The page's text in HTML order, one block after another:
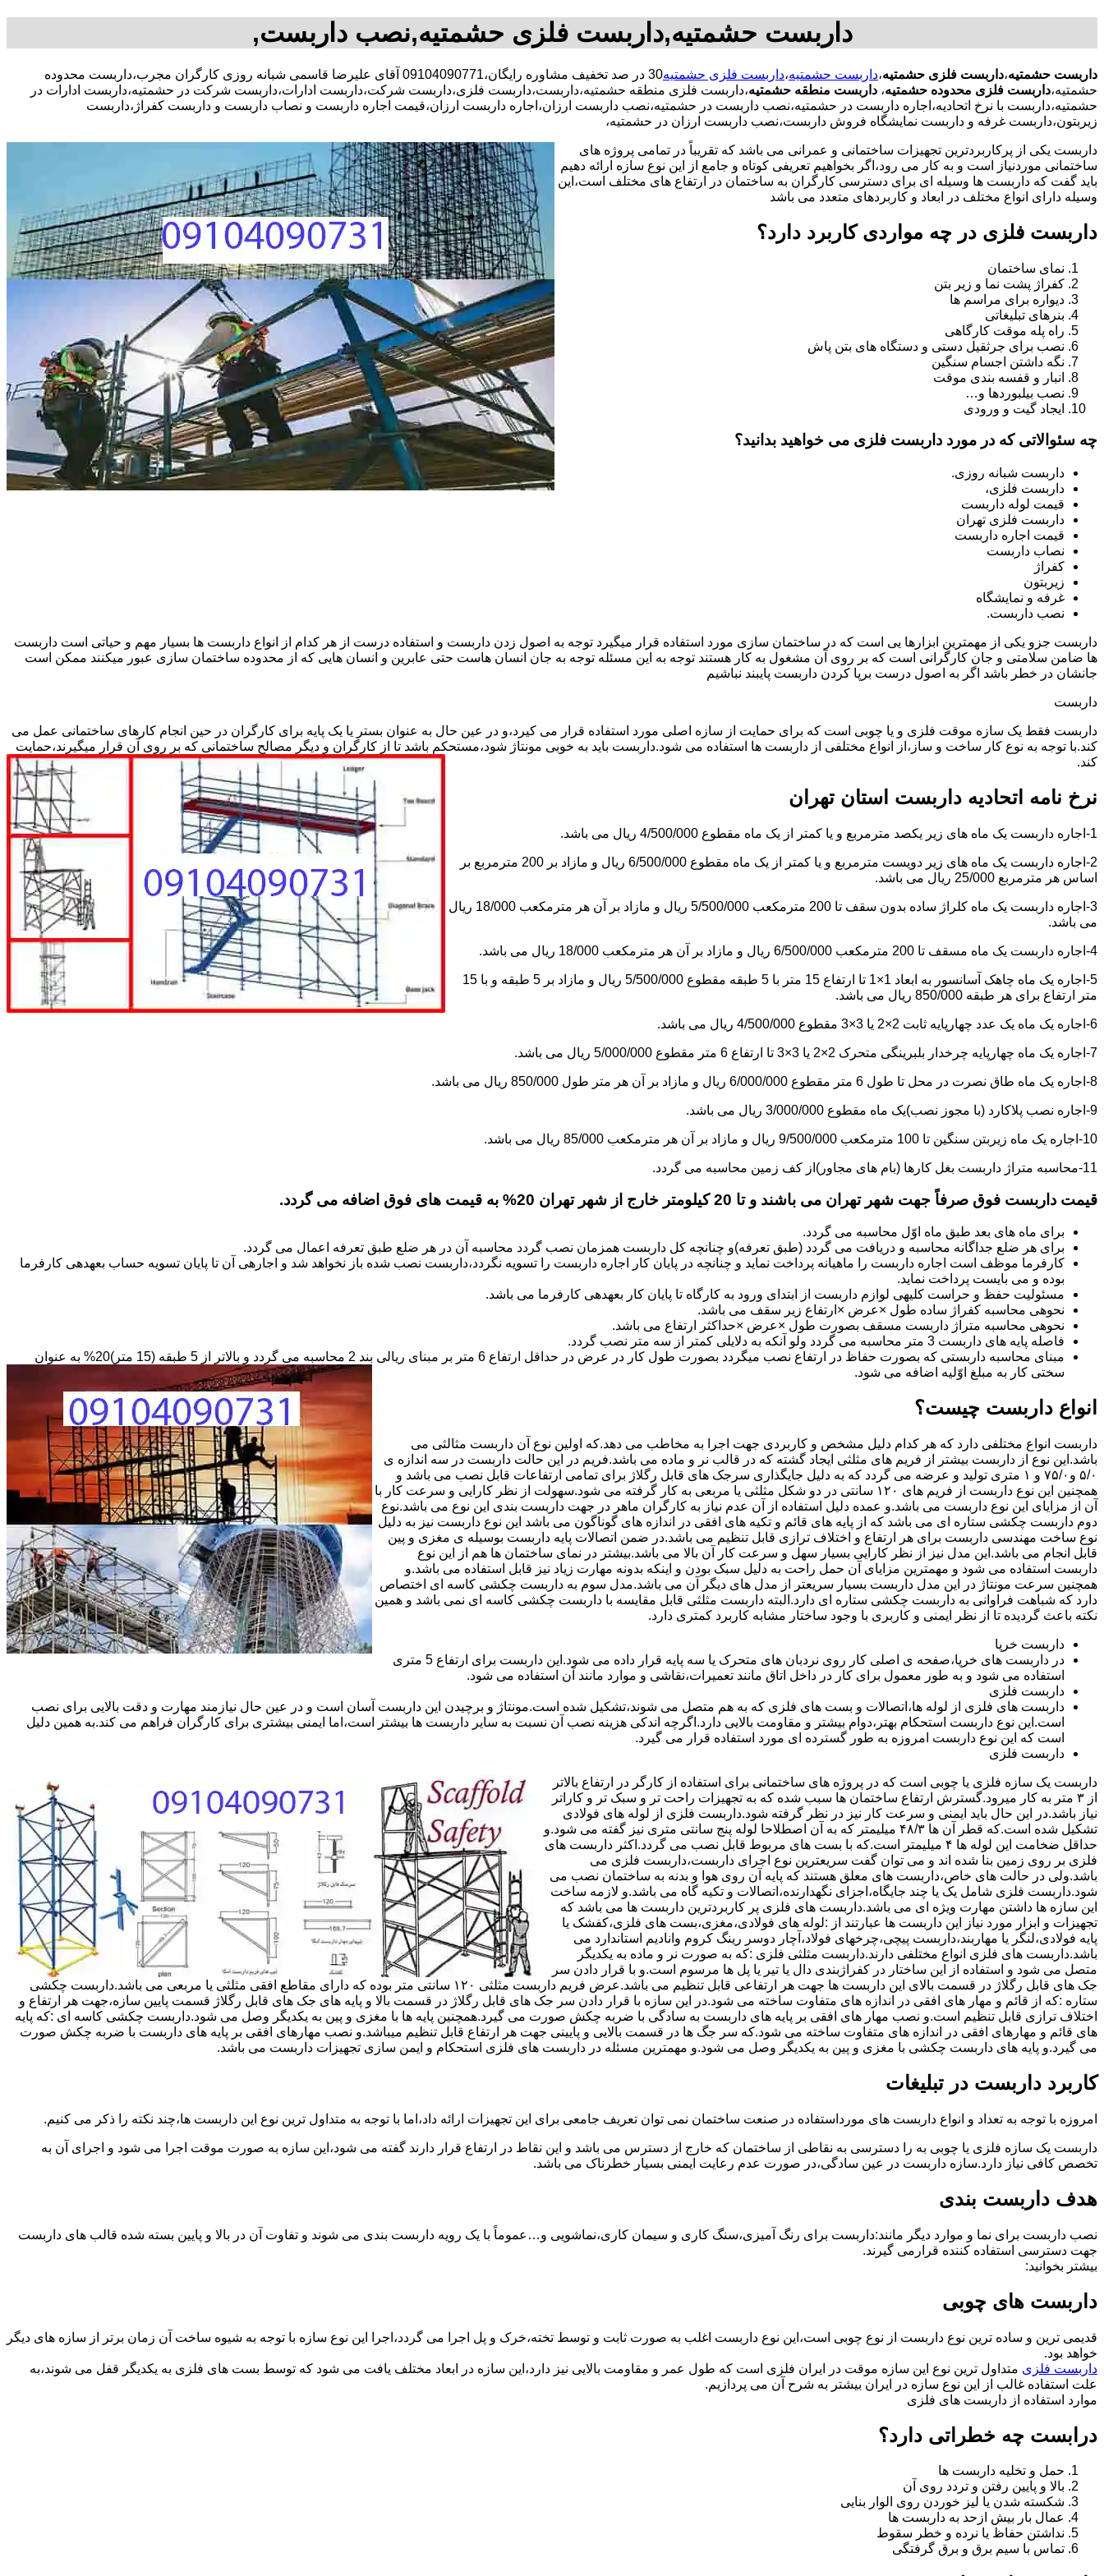
داربست حشمتیه,داربست فلزی حشمتیه,نصب داربست,
داربست حشمتیه،داربست فلزی حشمتیه،داربست حشمتیه،داربست فلزی حشمتیه
30 در صد تخفیف مشاوره رایگان،09104090771 آقای علیرضا قاسمی شبانه روزی کارگران مجرب،داربست محدوده
حشمتیه،داربست فلزی محدوده حشمتیه، داربست منطقه حشمتیه،داربست فلزی منطقه حشمتیه،داربست،داربست فلزی،داربست شرکت،داربست ادارات،داربست شرکت در حشمتیه،داربست ادارات در
حشمتیه،داربست با نرخ اتحادیه،اجاره داربست در حشمتیه،نصب داربست در حشمتیه،نصب داربست ارزان،اجاره داربست ارزان،قیمت اجاره داربست و نصاب داربست و داربست کفراژ،داربست
زیربتون،داربست غرفه و داربست نمایشگاه فروش داربست،نصب داربست ارزان در حشمتیه،
داربست یکی از پرکاربردترین تجهیزات ساختمانی و عمرانی می باشد که تقریباً در تمامی پروژه های
ساختمانی موردنیاز است و به کار می رود،اگر بخواهیم تعریفی کوتاه و جامع از این نوع سازه ارائه دهیم
باید گفت که داربست ها وسیله ای برای دسترسی کارگران به ساختمان در ارتفاع های مختلف است،این
وسیله دارای انواع مختلف در ابعاد و کاربردهای متعدد می باشد
داربست فلزی در چه مواردی کاربرد دارد؟
نمای ساختمان
کفراژ پشت نما و زیر بتن
دیواره برای مراسم ها
بنرهای تبلیغاتی
راه پله موقت کارگاهی
نصب برای جرثقیل دستی و دستگاه های بتن پاش
نگه داشتن اجسام سنگین
انبار و قفسه بندی موقت
نصب بیلبوردها و…
ایجاد گیت و ورودی
چه سئوالاتی که در مورد داربست فلزی می خواهید بدانید؟
داربست شبانه روزی.
داربست فلزی،
قیمت لوله داربست
داربست فلزی تهران
قیمت اجاره داربست
نصاب داربست
کفراژ
زیربتون
غرفه و نمایشگاه
نصب داربست.
داربست جزو یکی از مهمترین ابزارها یی است که در ساختمان سازی مورد استفاده قرار میگیرد توجه به اصول زدن داربست و استفاده درست از هر کدام از انواع داربست ها بسیار مهم و حیاتی است داربست
ها ضامن سلامتی و جان کارگرانی است که بر روی آن مشغول به کار هستند توجه به این مسئله توجه به جان انسان هاست حتی عابرین و انسان هایی که از محدوده ساختمان سازی عبور میکنند ممکن است
جانشان در خطر باشد اگر به اصول درست برپا کردن داربست پایبند نباشیم
داربست
داربست فقط یک سازه موقت فلزی و یا چوبی است که برای حمایت از سازه اصلی مورد استفاده قرار می کیرد،و در عین حال به عنوان بستر یا یک پایه برای کارگران در حین انجام کارهای ساختمانی عمل می
کند.با توجه به نوع کار ساخت و ساز،از انواع مختلفی از داربست ها استفاده می شود.داربست باید به خوبی مونتاژ شود،مستحکم باشد تا از کارگران و دیگر مصالح ساختمانی که بر روی آن قرار میگیرند،حمایت
کند.
نرخ نامه اتحادیه داربست استان تهران
1-اجاره داربست یک ماه های زیر یکصد مترمربع و یا کمتر از یک ماه مقطوع 4/500/000 ریال می باشد.
2-اجاره داربست یک ماه های زیر دویست مترمربع و یا کمتر از یک ماه مقطوع 6/500/000 ریال و مازاد بر 200 مترمربع بر
اساس هر مترمربع 25/000 ریال می باشد.
3-اجاره داربست یک ماه کلراژ ساده بدون سقف تا 200 مترمکعب 5/500/000 ریال و مازاد بر آن هر مترمکعب 18/000 ریال
می باشد.
4-اجاره داربست یک ماه مسقف تا 200 مترمکعب 6/500/000 ریال و مازاد بر آن هر مترمکعب 18/000 ریال می باشد.
5-اجاره یک ماه چاهک آسانسور به ابعاد 1×1 تا ارتفاع 15 متر با 5 طبقه مقطوع 5/500/000 ریال و مازاد بر 5 طبقه و با 15
متر ارتفاع برای هر طبقه 850/000 ریال می باشد.
6-اجاره یک ماه یک عدد چهارپایه ثابت 2×2 یا 3×3 مقطوع 4/500/000 ریال می باشد.
7-اجاره یک ماه چهارپایه چرخدار بلبرینگی متحرک 2×2 یا 3×3 تا ارتفاع 6 متر مقطوع 5/000/000 ریال می باشد.
8-اجاره یک ماه طاق نصرت در محل تا طول 6 متر مقطوع 6/000/000 ریال و مازاد بر آن هر متر طول 850/000 ریال می باشد.
9-اجاره نصب پلاکارد (با مجوز نصب)یک ماه مقطوع 3/000/000 ریال می باشد.
10-اجاره یک ماه زیربتن سنگین تا 100 مترمکعب 9/500/000 ریال و مازاد بر آن هر مترمکعب 85/000 ریال می باشد.
11-محاسبه متراژ داربست بغل کارها (بام های مجاور)از کف زمین محاسبه می گردد.
قیمت داربست فوق صرفاً جهت شهر تهران می باشند و تا 20 کیلومتر خارج از شهر تهران 20% به قیمت های فوق اضافه می گردد.
برای ماه های بعد طبق ماه اوّل محاسبه می گردد.
برای هر ضلع جداگانه محاسبه و دریافت می گردد (طبق تعرفه)و چنانچه کل داربست همزمان نصب گردد محاسبه آن در هر ضلع طبق تعرفه اعمال می گردد.
کارفرما موظف است اجاره داربست را ماهیانه پرداخت نماید و چنانچه در پایان کار اجاره داربست را تسویه نگردد،داربست نصب شده باز نخواهد شد و اجاره­ی آن تا پایان تسویه حساب بعهده­ی کارفرما
بوده و می بایست پرداخت نماید.
مسئولیت حفظ و حراست کلیه­ی لوازم داربست از ابتدای ورود به کارگاه تا پایان کار بعهده­ی کارفرما می باشد.
نحوه­ی محاسبه کفراژ ساده طول ×عرض ×ارتفاع زیر سقف می باشد.
نحوه­ی محاسبه متراژ داربست مسقف بصورت طول ×عرض ×حداکثر ارتفاع می باشد.
فاصله پایه های داربست 3 متر محاسبه می گردد ولو آنکه به دلایلی کمتر از سه متر نصب گردد.
مبنای محاسبه داربستی که بصورت حفاظ در ارتفاع نصب می­گردد بصورت طول کار در عرض در حداقل ارتفاع 6 متر بر مبنای ریالی بند 2 محاسبه می گردد و بالاتر از 5 طبقه (15 متر)20% به عنوان
سختی کار به مبلغ اوّلیه اضافه می شود.
انواع داربست چیست؟
داربست انواع مختلفی دارد که هر کدام دلیل مشخص و کاربردی جهت اجرا به مخاطب می دهد.که اولین نوع آن داربست مثالثی می
باشد.این نوع از داربست بیشتر از فریم های مثلثی ایجاد گشته که در قالب نر و ماده می باشد.فریم در این حالت داربست در سه اندازه ی
۵/۰ و۷۵/۰ و ۱ متری تولید و عرضه می گردد که به دلیل جایگذاری سرجک های قابل رگلاژ برای تمامی ارتفاعات قابل نصب می باشد و
همچنین این نوع داربست از فریم های ۱۲۰ سانتی در دو شکل مثلثی یا مربعی به کار گرفته می شود.سهولت از نظر کارایی و سرعت کار با
آن از مزایای این نوع داربست می باشد.و عمده دلیل استفاده از آن عدم نیاز به کارگران ماهر در جهت داربست بندی این نوع می باشد.نوع
دوم داربست چکشی ستاره ای می باشد که از پایه های قائم و تکیه های افقی در اندازه های گوناگون می باشد این نوع داربست نیز به دلیل
نوع ساخت مهندسی داربست برای هر ارتفاع و اختلاف ترازی قابل تنظیم می باشد.در ضمن اتصالات پایه داربست بوسیله ی مغزی و پین
قابل انجام می باشد.این مدل نیز از نظر کارایی بسیار سهل و سرعت کار آن بالا می باشد.بیشتر در نمای ساختمان ها هم از این نوع
داربست استفاده می شود و مهمترین مزایای آن حمل راحت به دلیل سبک بودن و اینکه بدونه مهارت زیاد نیز قابل استفاده می باشد.و
همچنین سرعت مونتاژ در این مدل داربست بسیار سریعتر از مدل های دیگر آن می باشد.مدل سوم به داربست چکشی کاسه ای اختصاص
دارد که شباهت فراوانی به داربست چکشی ستاره ای دارد.البته داربست مثلثی قابل مقایسه با داربست چکشی کاسه ای نمی باشد و همین
نکته باعث گردیده تا از نظر ایمنی و کاربری با وجود ساختار مشابه کاربرد کمتری دارد.
داربست خرپا
در داربست های خرپا،صفحه ی اصلی کار روی نردبان های متحرک یا سه پایه قرار داده می شود.این داربست برای ارتفاع 5 متری
استفاده می شود و به طور معمول برای کار در داخل اتاق مانند تعمیرات،نقاشی و موارد مانند آن استفاده می شود.
داربست فلزی
داربست های فلزی از لوله ها،اتصالات و بست های فلزی که به هم متصل می شوند،تشکیل شده است.مونتاژ و برچیدن این داربست آسان است و در عین حال نیازمند مهارت و دقت بالایی برای نصب
است.این نوع داربست استحکام بهتر،دوام بیشتر و مقاومت بالایی دارد.اگرچه اندکی هزینه نصب آن نسبت به سایر داربست ها بیشتر است،اما ایمنی بیشتری برای کارگران فراهم می کند.به همین دلیل
است که این نوع داربست امروزه به طور گسترده ای مورد استفاده قرار می گیرد.
داربست فلزی
داربست یک سازه فلزی یا چوبی است که در پروژه های ساختمانی برای استفاده از کارگر در ارتفاع بالاتر
از ۳ متر به کار میرود.گسترش ارتفاع ساختمان ها سبب شده که به تجهیزات راحت تر و سبک تر و کاراتر
نیاز باشد.در این حال باید ایمنی و سرعت کار نیز در نظر گرفته شود.داربست فلزی از لوله های فولادی
تشکیل شده است.که قطر آن ها ۴۸/۳ میلیمتر که به آن اصطلاحا لوله پنج سانتی متری نیز گفته می شود.و
حداقل ضخامت این لوله ها ۴ میلیمتر است.که با بست های مربوط قابل نصب می گردد.اکثر داربست های
فلزی بر روی زمین بنا شده اند و می توان گفت سریعترین نوع اجرای داربست،داربست فلزی می
باشد.ولی در حالت های خاص،داربست های معلق هستند که پایه آن روی هوا و بدنه به ساختمان نصب می
شود.داربست فلزی شامل یک یا چند جایگاه،اجزای نگهدارنده،اتصالات و تکیه گاه می باشد.و لازمه ساخت
این سازه ها داشتن مهارت ویژه ای می باشد.داربست های فلزی پر کاربردترین داربست ها می باشد که
تجهیزات و ابزار مورد نیاز این داربست ها عبارتند از :لوله های فولادی،مغزی،بست های فلزی،کفشک یا
پایه فولادی،لنگر یا مهاربند،داربست پیچی،چرخهای فولاد،آچار دوسر رینگ کروم وانادیم استاندارد می
باشد.داربست های فلزی انواع مختلفی دارند.داربست مثلثی فلزی :که به صورت نر و ماده به یکدیگر
متصل می شود و استفاده از این ساختار در کفراژبندی دال یا تیر یا پل ها مرسوم است.و با قرار دادن سر
جک های قابل رگلاژ در قسمت بالای این داربست ها جهت هر ارتفاعی قابل تنظیم می باشد.عرض فریم داربست مثلثی ۱۲۰ سانتی متر بوده که دارای مقاطع افقی مثلثی یا مربعی می باشد.داربست چکشی
ستاره :که از قائم و مهار های افقی در اندازه های متفاوت ساخته می شود.در این سازه با قرار دادن سر جک های قابل رگلاژ در قسمت بالا و پایه های جک های قابل رگلاژ قسمت پایین سازه،جهت هر ارتفاع و
اختلاف ترازی قابل تنظیم است.و نصب مهار های افقی بر پایه های داربست به سادگی با ضربه چکش صورت می گیرد.همچنین پایه ها با مغزی و پین به یکدیگر وصل می شود.داربست چکشی کاسه ای :که پایه
های قائم و مهارهای افقی در اندازه های متفاوت ساخته می شود.که سر جگ ها در قسمت بالایی و پایینی جهت هر ارتفاع قابل تنظیم میباشد.و نصب مهارهای افقی بر پایه های داربست با ضربه چکش صورت
می گیرد.و پایه های داربست چکشی با مغزی و پین به یکدیگر وصل می شود.و مهمترین مسئله در داربست های فلزی استحکام و ایمن سازی تجهیزات داربست می باشد.
کاربرد داربست در تبلیغات
امروزه با توجه به تعداد و انواع داربست های مورداستفاده در صنعت ساختمان نمی توان تعریف جامعی برای این تجهیزات ارائه داد،اما با توجه به متداول ترین نوع این داربست ها،چند نکته را ذکر می کنیم.
داربست یک سازه فلزی یا چوبی به را دسترسی به نقاطی از ساختمان که خارج از دسترس می باشد و این نقاط در ارتفاع قرار دارند گفته می شود،این سازه به صورت موقت اجرا می شود و اجرای آن به
تخصص کافی نیاز دارد.سازه داربست در عین سادگی،در صورت عدم رعایت ایمنی بسیار خطرناک می باشد.
هدف داربست بندی
نصب داربست برای نما و موارد دیگر مانند:داربست برای رنگ آمیزی،سنگ کاری و سیمان کاری،نماشویی و…عموماً با یک رویه داربست بندی می شوند و تفاوت آن در بالا و پایین بسته شده قالب های داربست
جهت دسترسی استفاده کننده قرارمی گیرند.
بیشتر بخوانید:
داربست های چوبی
قدیمی ترین و ساده ترین نوع داربست از نوع چوبی است،این نوع داربست اغلب به صورت ثابت و توسط تخته،خرک و پل اجرا می گردد،اجرا این نوع سازه با توجه به شیوه ساخت آن زمان برتر از سازه های دیگر
خواهد بود.
داربست فلزی متداول ترین نوع این سازه موقت در ایران فلزی است که طول عمر و مقاومت بالایی نیز دارد،این سازه در ابعاد مختلف یافت می شود که توسط بست های فلزی به یکدیگر قفل می شوند،به
علت استفاده غالب از این نوع سازه در ایران بیشتر به شرح آن می پردازیم.
موارد استفاده از داربست های فلزی
درابست چه خطراتی دارد؟
حمل و تخلیه داربست ها
بالا و پایین رفتن و تردد روی آن
شکسته شدن یا لیز خوردن روی الوار بنایی
عمال بار بیش ازحد به داربست ها
نداشتن حفاظ یا نرده و خطر سقوط
تماس با سیم برق و برق گرفتگی